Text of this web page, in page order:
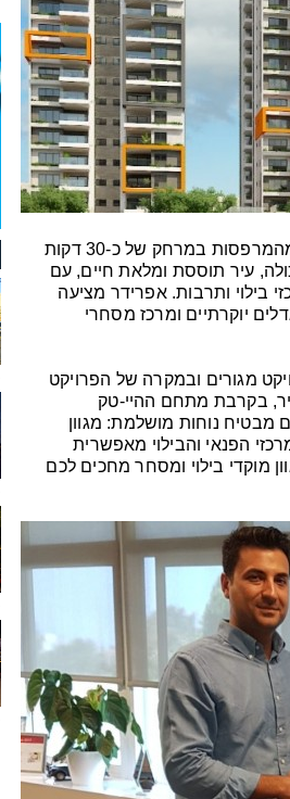
בחברה מציינים כי היהלום שבכתר הוא הנוף המרהיב המשתקף מהמרפסות במרחק של כ-30 דקות
עיר תוססת ומלאת חיים, עם
בילוי ותרבות. אפרידר מציעה
מגורים ראשון מסוגו המציע קומפלקס של 3 מגדלים יוקרתיים ומרכז מסחרי
מגורים ובמקרה של הפרויקט
בקרבת מתחם ההיי-טק
נוחות מושלמת: מגוון
הפנאי והבילוי מאפשרית
מוקדי בילוי ומסחר מחכים לכם